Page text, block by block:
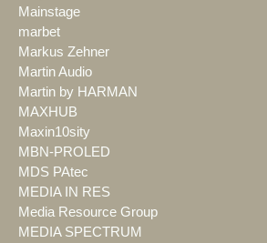
Mainstage
marbet
Markus Zehner
Martin Audio
Martin by HARMAN
MAXHUB
Maxin10sity
MBN-PROLED
MDS PAtec
MEDIA IN RES
Media Resource Group
MEDIA SPECTRUM